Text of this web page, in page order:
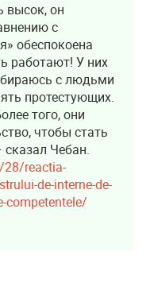
высок, он
с
обеспокоена
работают! У них
с людьми
протестующих.
того, они
чтобы стать
Чебан.
reactia-
de-interne-de-
competentele/